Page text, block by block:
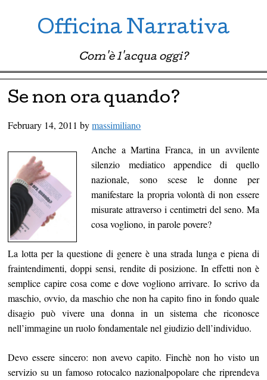
Officina Narrativa
Com'è l'acqua oggi?
Menu ☰
Skip to content
Se non ora quando?
February 14, 2011 bymassimiliano
Anche a Martina Franca, in un avvilente
silenzio mediatico appendice di quello
nazionale, sono scese le donne per
manifestare la propria volontà di non essere
misurate attraverso i centimetri del seno. Ma
cosa vogliono, in parole povere?
La lotta per la questione di genere è una strada lunga e piena di
fraintendimenti, doppi sensi, rendite di posizione. In effetti non è
semplice capire cosa come e dove vogliono arrivare. Io scrivo da
maschio, ovvio, da maschio che non ha capito fino in fondo quale
disagio può vivere una donna in un sistema che riconosce
nell’immagine un ruolo fondamentale nel giudizio dell’individuo.
Devo essere sincero: non avevo capito. Finchè non ho visto un
servizio su un famoso rotocalco nazionalpopolare che riprendeva